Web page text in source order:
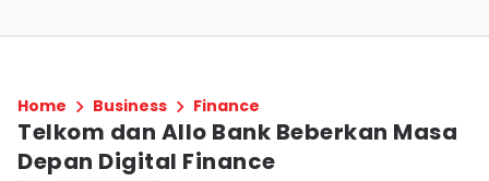
Home Business Finance
Telkom dan Allo Bank Beberkan Masa
Depan Digital Finance